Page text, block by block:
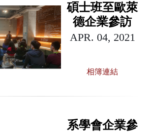
碩士班至歐萊
德企業參訪
APR. 04, 2021
相簿連結
系學會企業參